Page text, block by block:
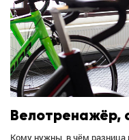
Велотренажёр,
Кому нужны, в чём разница